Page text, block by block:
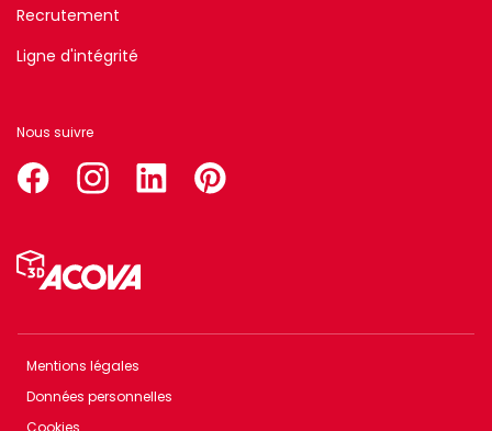
Recrutement
Ligne d'intégrité
Nous suivre
facebookinstagramlinkedin pinterest
Menu
de
page
Menu
Footer
Mentions légales
Données personnelles
Cookies